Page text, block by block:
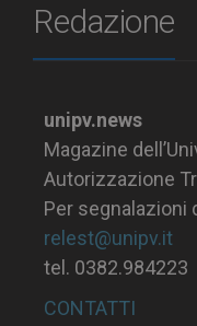
Redazione
unipv.news
Magazine
Autorizzazione
Per segnalazioni
relest@unipv.it
tel. 0382.984223
CONTATTI